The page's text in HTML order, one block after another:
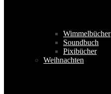
Wimmelbücher
Soundbuch
Pixibücher
Weihnachten